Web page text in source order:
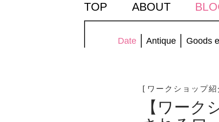
TOP ABOUT
Date Antique Goods
[ワークショップ
【ワー